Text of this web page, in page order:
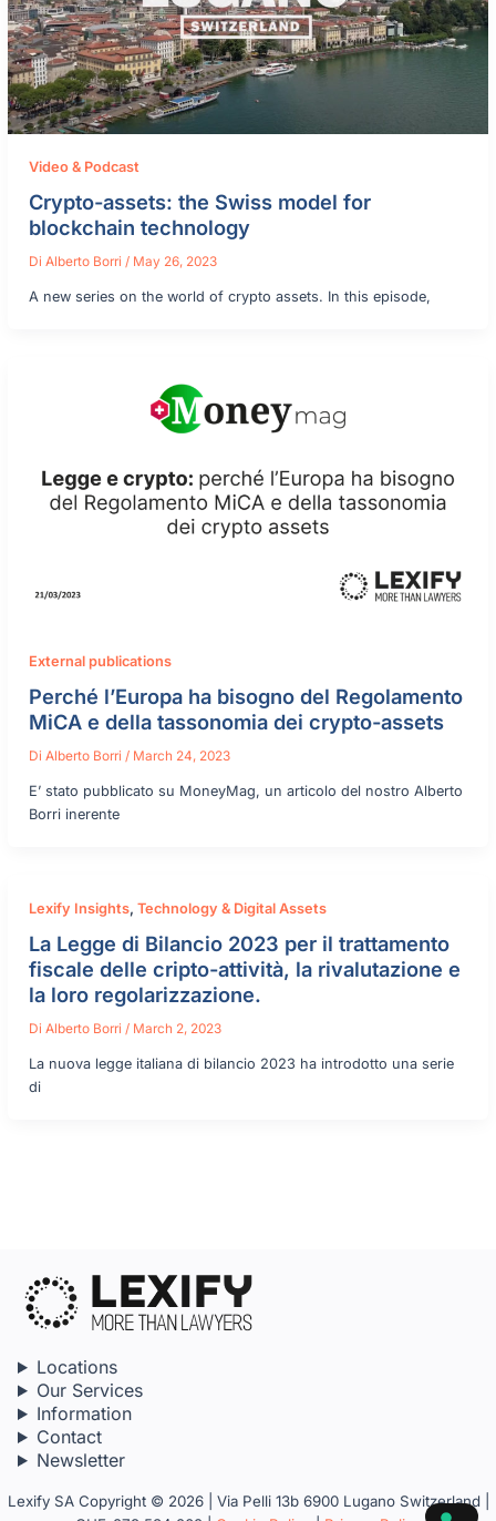
Video & Podcast
Crypto-assets: the Swiss model for
blockchain technology
DiAlberto Borri/ May 26, 2023
A new series on the world of crypto assets. In this episode,
External publications
Perché l’Europa ha bisogno del Regolamento
MiCA e della tassonomia dei crypto-assets
DiAlberto Borri/ March 24, 2023
E’ stato pubblicato su MoneyMag, un articolo del nostro Alberto
Borri inerente
Lexify Insights,Technology & Digital Assets
La Legge di Bilancio 2023 per il trattamento
fiscale delle cripto-attività, la rivalutazione e
la loro regolarizzazione.
DiAlberto Borri / March 2, 2023
La nuova legge italiana di bilancio 2023 ha introdotto una serie
di
Locations
Our Services
Information
Contact
Newsletter
Lexify SA Copyright © 2026 | Via Pelli 13b 6900 Lugano Switzerland |